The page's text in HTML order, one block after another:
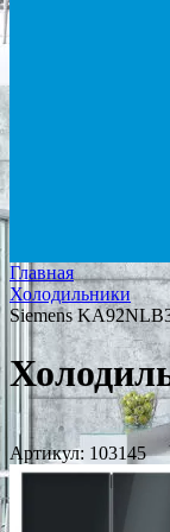
Главная
Холодильники
Siemens
Артикул: 103145